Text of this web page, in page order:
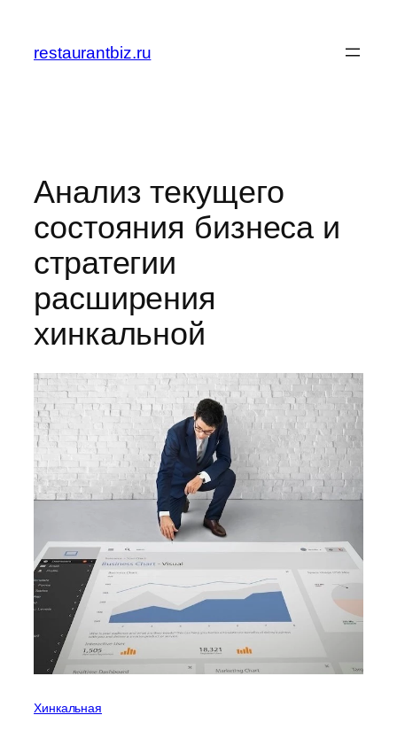
содержимому
restaurantbiz.ru
Анализ текущего
состояния бизнеса и
стратегии
расширения
хинкальной
Хинкальная